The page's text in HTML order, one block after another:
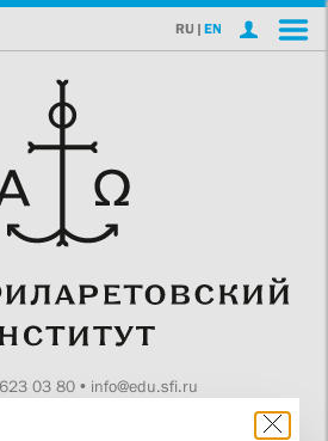
RU | EN
03 80• info@edu.sfi.ru